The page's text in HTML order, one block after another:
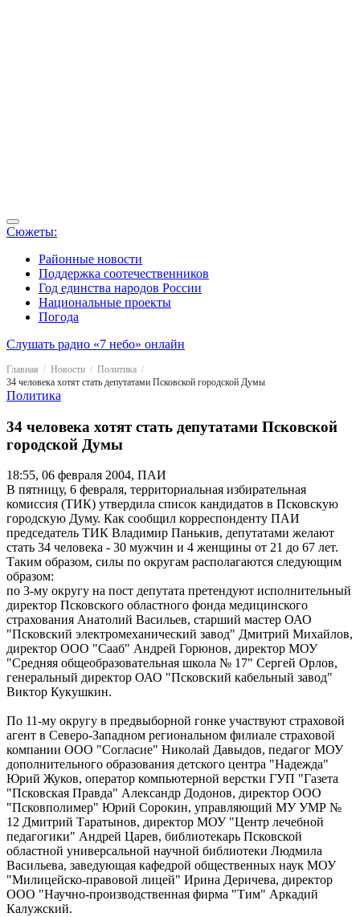
Сюжеты:
Районные новости
Поддержка соотечественников
Год единства народов России
Национальные проекты
Погода
Слушать радио «7 небо» онлайн
Главная Новости
Политика
34 человека хотят стать депутатами Псковской городской Думы
Политика
34 человека хотят стать депутатами Псковской
городской Думы
18:55, 06 февраля 2004, ПАИ
В пятницу, 6 февраля, территориальная избирательная
комиссия (ТИК) утвердила список кандидатов в Псковскую
городскую Думу. Как сообщил корреспонденту ПАИ
председатель ТИК Владимир Панькив, депутатами желают
стать 34 человека - 30 мужчин и 4 женщины от 21 до 67 лет.
Таким образом, силы по округам располагаются следующим
образом:
по 3-му округу на пост депутата претендуют исполнительный
директор Псковского областного фонда медицинского
страхования Анатолий Васильев, старший мастер ОАО
"Псковский электромеханический завод" Дмитрий Михайлов,
директор ООО "Сааб" Андрей Горюнов, директор МОУ
"Средняя общеобразовательная школа № 17" Сергей Орлов,
генеральный директор ОАО "Псковский кабельный завод"
Виктор Кукушкин.
По 11-му округу в предвыборной гонке участвуют страховой
агент в Северо-Западном региональном филиале страховой
компании ООО "Согласие" Николай Давыдов, педагог МОУ
дополнительного образования детского центра "Надежда"
Юрий Жуков, оператор компьютерной верстки ГУП "Газета
"Псковская Правда" Александр Додонов, директор ООО
"Псковполимер" Юрий Сорокин, управляющий МУ УМР №
12 Дмитрий Таратынов, директор МОУ "Центр лечебной
педагогики" Андрей Царев, библиотекарь Псковской
областной универсальной научной библиотеки Людмила
Васильева, заведующая кафедрой общественных наук МОУ
"Милицейско-правовой лицей" Ирина Деричева, директор
ООО "Научно-производственная фирма "Тим" Аркадий
Калужский.